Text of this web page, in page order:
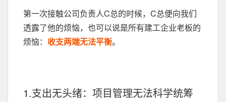
第一次接触公司负责人C总的时候，C总便向我们
透露了他的烦恼，也可以说是所有建工企业老板的
烦恼： 收支两端无法平衡。
1.支出无头绪：项目管理无法科学统筹